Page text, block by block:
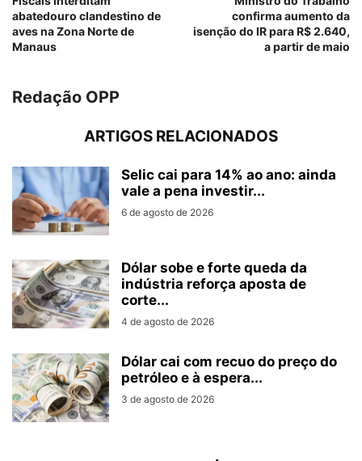
abatedouro clandestino de
aves na Zona Norte de
Manaus
confirma aumento da
isenção do IR para R$ 2.640,
a partir de maio
Redação OPP
ARTIGOS RELACIONADOS
Selic cai para 14% ao ano: ainda
vale a pena investir...
6 de agosto de 2026
Dólar sobe e forte queda da
indústria reforça aposta de
corte...
4 de agosto de 2026
Dólar cai com recuo do preço do
petróleo e à espera...
3 de agosto de 2026